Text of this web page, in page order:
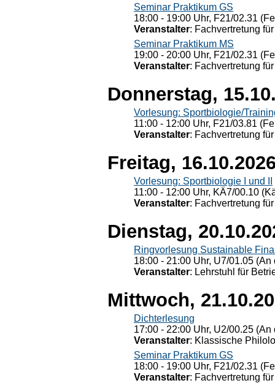
Seminar Praktikum GS
18:00 - 19:00 Uhr, F21/02.31
Veranstalter: Fachvertretung
Seminar Praktikum MS
19:00 - 20:00 Uhr, F21/02.31
Veranstalter: Fachvertretung
Donnerstag,
Vorlesung: Sportbiologie/
11:00 - 12:00 Uhr, F21/03.81
Veranstalter: Fachvertretung
Freitag,
Vorlesung: Sportbiologie I und II
11:00 - 12:00 Uhr, KÄ7/00.10
Veranstalter: Fachvertretung
Dienstag,
Ringvorlesung Sustainable
18:00 - 21:00 Uhr, U7/01.05
Veranstalter: Lehrstuhl für
Mittwoch,
Dichterlesung
17:00 - 22:00 Uhr, U2/00.25
Veranstalter: Klassische
Seminar Praktikum GS
18:00 - 19:00 Uhr, F21/02.31
Veranstalter: Fachvertretung